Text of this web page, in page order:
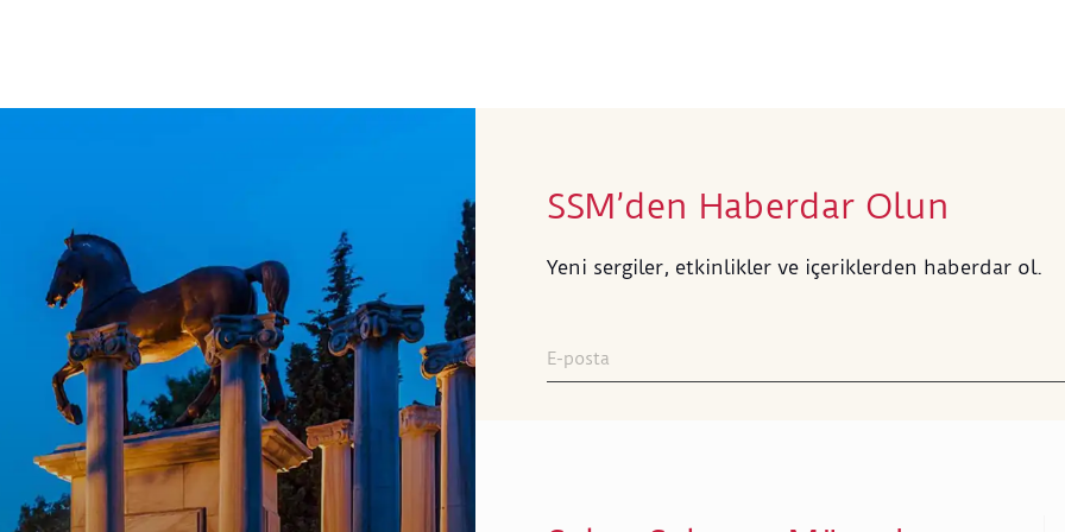
SSM’den Haberdar Olun
Yeni sergiler, etkinlikler ve içeriklerden haberdar ol.